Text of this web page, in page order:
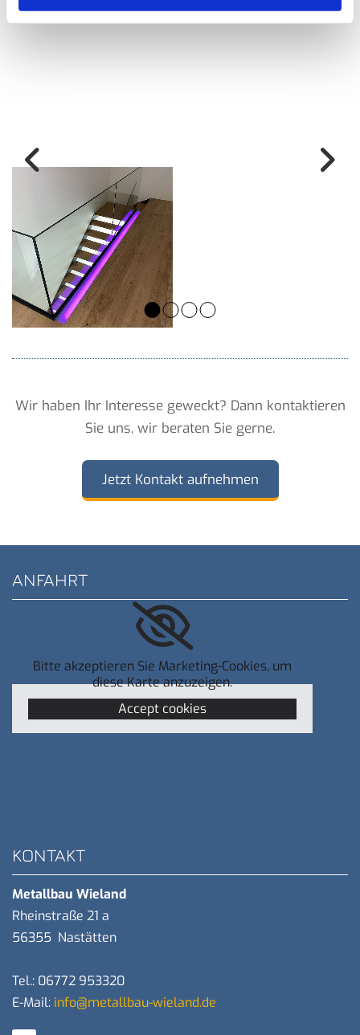
Wir haben Ihr Interesse geweckt? Dann kontaktieren
Sie uns, wir beraten Sie gerne.
Jetzt Kontakt aufnehmen
ANFAHRT
Bitte akzeptieren Sie Marketing-Cookies, um
diese Karte anzuzeigen.
Accept cookies
KONTAKT
Metallbau Wieland
Rheinstraße 21 a
56355 Nastätten
Tel.: 06772 953320
E-Mail: info@metallbau-wieland.de